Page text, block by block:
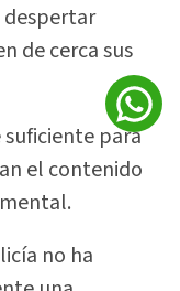
despertar
de cerca sus
suficiente para
el contenido
no ha